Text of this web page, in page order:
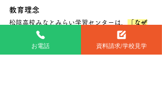
教育理念
松陰高校みなとみらい学習センターは、
「なぜ
学ぶのか？」を根本から問い直し、社会でイキ
イキと活躍できる人財を育てることを教育理念
としています。
お電話 資料請求/学校見学